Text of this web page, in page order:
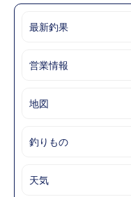
最新釣果
営業情報
地図
釣りもの
天気